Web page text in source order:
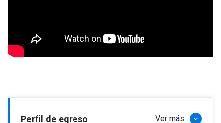
Perfil de egreso Ver más keyboard_arrow_down